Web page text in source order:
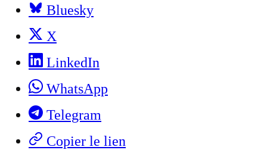
Bluesky
X
LinkedIn
WhatsApp
Telegram
Copier le lien